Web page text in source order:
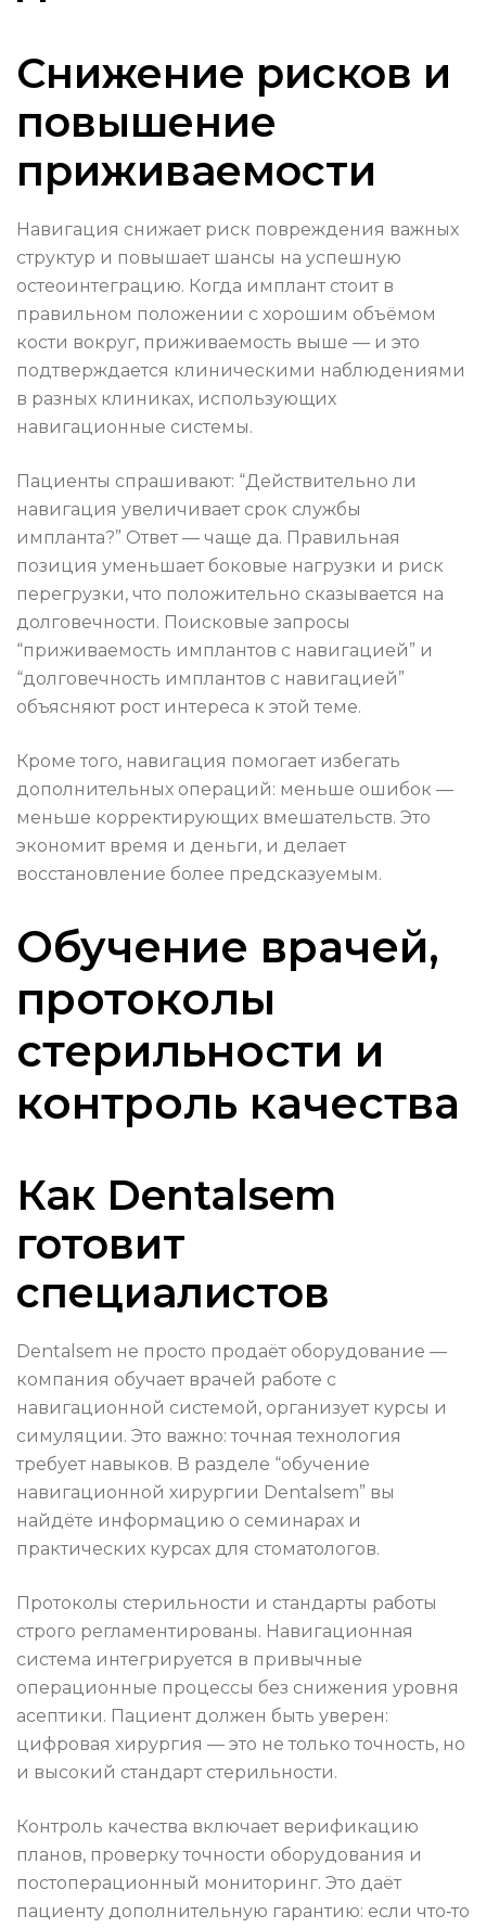
Снижение рисков и
повышение
приживаемости
Навигация снижает риск повреждения важных
структур и повышает шансы на успешную
остеоинтеграцию. Когда имплант стоит в
правильном положении с хорошим объёмом
кости вокруг, приживаемость выше — и это
подтверждается клиническими наблюдениями
в разных клиниках, использующих
навигационные системы.
Пациенты спрашивают: “Действительно ли
навигация увеличивает срок службы
импланта?” Ответ — чаще да. Правильная
позиция уменьшает боковые нагрузки и риск
перегрузки, что положительно сказывается на
долговечности. Поисковые запросы
“приживаемость имплантов с навигацией” и
“долговечность имплантов с навигацией”
объясняют рост интереса к этой теме.
Кроме того, навигация помогает избегать
дополнительных операций: меньше ошибок —
меньше корректирующих вмешательств. Это
экономит время и деньги, и делает
восстановление более предсказуемым.
Обучение врачей,
протоколы
стерильности и
контроль качества
Как Dentalsem
готовит
специалистов
Dentalsem не просто продаёт оборудование —
компания обучает врачей работе с
навигационной системой, организует курсы и
симуляции. Это важно: точная технология
требует навыков. В разделе “обучение
навигационной хирургии Dentalsem” вы
найдёте информацию о семинарах и
практических курсах для стоматологов.
Протоколы стерильности и стандарты работы
строго регламентированы. Навигационная
система интегрируется в привычные
операционные процессы без снижения уровня
асептики. Пациент должен быть уверен:
цифровая хирургия — это не только точность, но
и высокий стандарт стерильности.
Контроль качества включает верификацию
планов, проверку точности оборудования и
постоперационный мониторинг. Это даёт
пациенту дополнительную гарантию: если что‑то